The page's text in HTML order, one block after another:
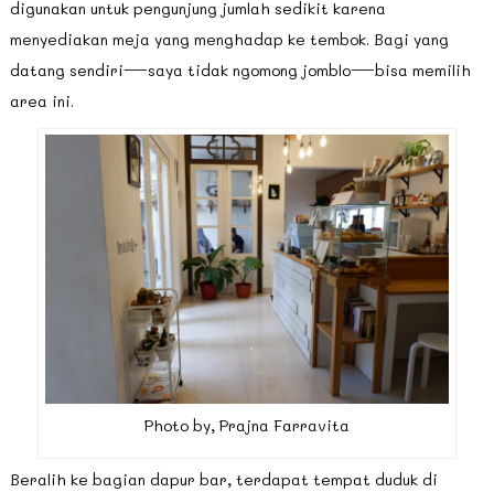
digunakan untuk pengunjung jumlah sedikit karena
menyediakan meja yang menghadap ke tembok. Bagi yang
datang sendiri—saya tidak ngomong jomblo—bisa memilih
area ini.
Photo by, Prajna Farravita
Beralih ke bagian dapur bar, terdapat tempat duduk di